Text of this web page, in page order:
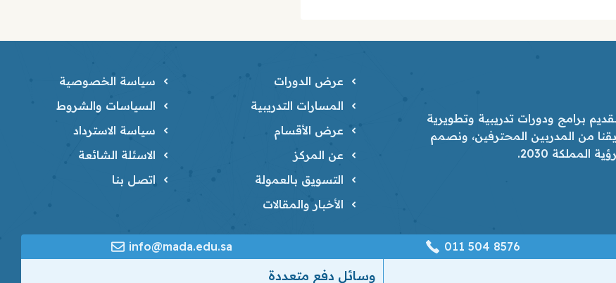
برامج ودورات تدريبية وتطويرية
من المدربين المحترفين، ونصمم
2030.
عرض الدورات
المسارات التدريبية
عرض الأقسام
عن المركز
التسويق بالعمولة
الأخبار والمقالات
سياسة الخصوصية
السياسات والشروط
سياسة الاسترداد
الاسئلة الشائعة
اتصل بنا
‎011 504 8576
info@mada.edu.sa
وسائل دفع متعددة